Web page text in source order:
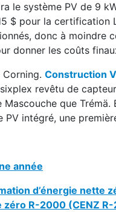
le système PV de 9
$ pour la certification
donc à moindre
donner les coûts
Construction
revêtu de
que Trémä.
intégré, une
année
d’énergie nette
R-2000 (CENZ